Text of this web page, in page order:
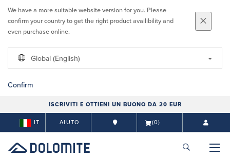
We have a more suitable website version for you. Please
confirm your country to get the right product availibility and
even purchase online.
Global (English)
Confirm
ISCRIVITI E OTTIENI UN BUONO DA 20 EUR
IT AIUTO (0)